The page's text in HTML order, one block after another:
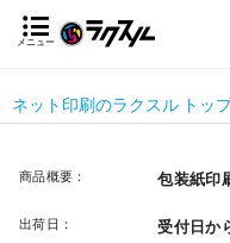
メニュー
ネット印刷のラクスル トッ
商品概要： 包装紙印
出荷日： 受付日か